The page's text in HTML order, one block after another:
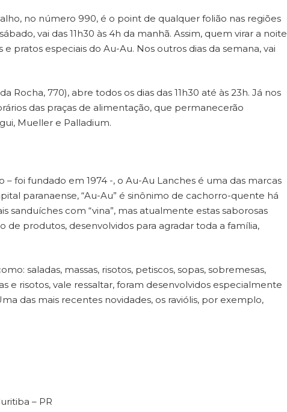
no número 990, é o point de qualquer folião nas regiões
vai das 11h30 às 4h da manhã. Assim, quem virar a noite
pratos especiais do Au-Au. Nos outros dias da semana, vai
Rocha, 770), abre todos os dias das 11h30 até às 23h. Já nos
das praças de alimentação, que permanecerão
Mueller e Palladium.
foi fundado em 1974 -, o Au-Au Lanches é uma das marcas
paranaense, “Au-Au” é sinônimo de cachorro-quente há
com “vina”, mas atualmente estas saborosas
produtos, desenvolvidos para agradar toda a família,
saladas, massas, risotos, petiscos, sopas, sobremesas,
e risotos, vale ressaltar, foram desenvolvidos especialmente
das mais recentes novidades, os raviólis, por exemplo,
– PR